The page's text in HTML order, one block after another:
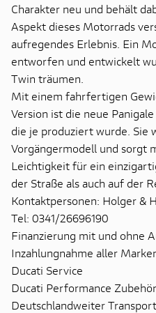
Charakter neu und behält
Aspekt dieses Motorrads
aufregendes Erlebnis. Ein
entworfen und entwickelt
Twin träumen.
Mit einem fahrfertigen
Version ist die neue
die je produziert wurde. Sie
Vorgängermodell und sorgt
Leichtigkeit für ein
der Straße als auch auf der
Kontaktpersonen: Holger &
Tel: 0341/26696190
Finanzierung mit und ohne
Inzahlungnahme aller
Ducati Service
Ducati Performance
Deutschlandweiter